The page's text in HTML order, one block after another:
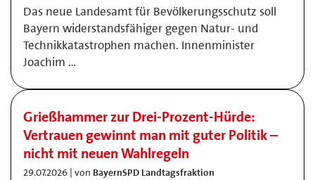
Das neue Landesamt für Bevölkerungsschutz soll
Bayern widerstandsfähiger gegen Natur- und
Technikkatastrophen machen. Innenminister
Joachim …
Grießhammer zur Drei-Prozent-Hürde:
Vertrauen gewinnt man mit guter Politik –
nicht mit neuen Wahlregeln
29.07.2026 | von BayernSPD Landtagsfraktion